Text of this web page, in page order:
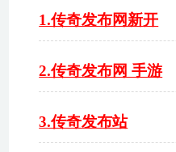
1.传奇发布网新开
2.传奇发布网 手游
3.传奇发布站